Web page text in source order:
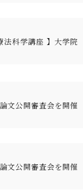
法科学講座 】大学院
文公開審査会を開催
文公開審査会を開催